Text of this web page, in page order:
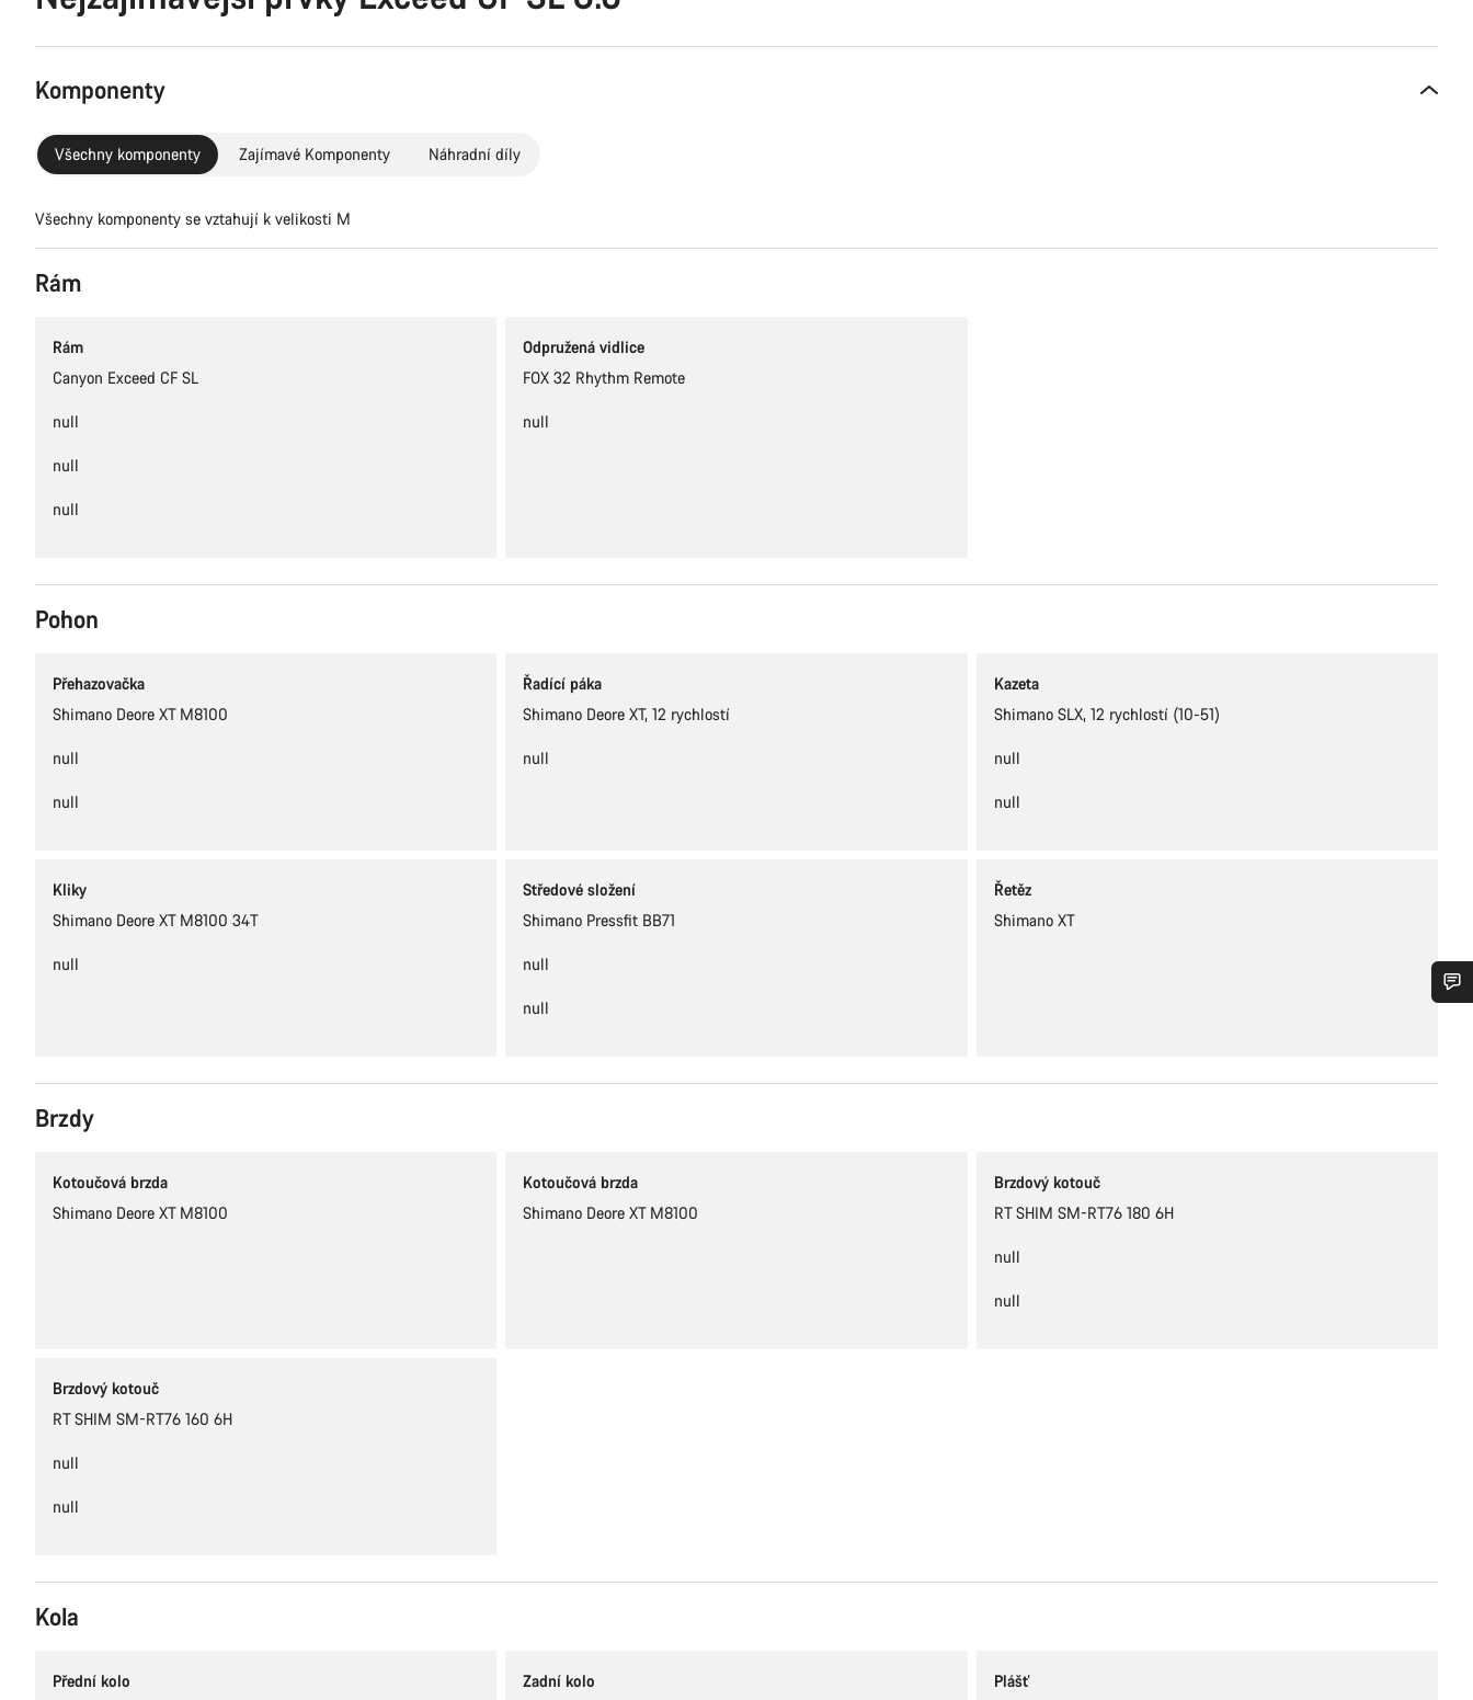
Komponenty
Všechny komponenty Zajímavé Komponenty Náhradní díly
Všechny komponenty se vztahují k velikosti M
Rám
Rám
Canyon Exceed CF SL
null
null
null
Odpružená vidlice
FOX 32 Rhythm Remote
null
Pohon
Přehazovačka
Shimano Deore XT M8100
null
null
Řadící páka
Shimano Deore XT, 12 rychlostí
null
Kazeta
Shimano SLX, 12 rychlostí (10-51)
null
null
Kliky
Shimano Deore XT M8100 34T
null
Středové složení
Shimano Pressfit BB71
null
null
Řetěz
Shimano XT
Brzdy
Kotoučová brzda
Shimano Deore XT M8100
Kotoučová brzda
Shimano Deore XT M8100
Brzdový kotouč
RT SHIM SM-RT76 180 6H
null
null
Brzdový kotouč
RT SHIM SM-RT76 160 6H
null
null
Kola
Přední kolo
Zadní kolo
Plášť
Naši odborníci podpory zákazníků čekají, aby mohli odpovědět na vaše dotazy.
Zavřít